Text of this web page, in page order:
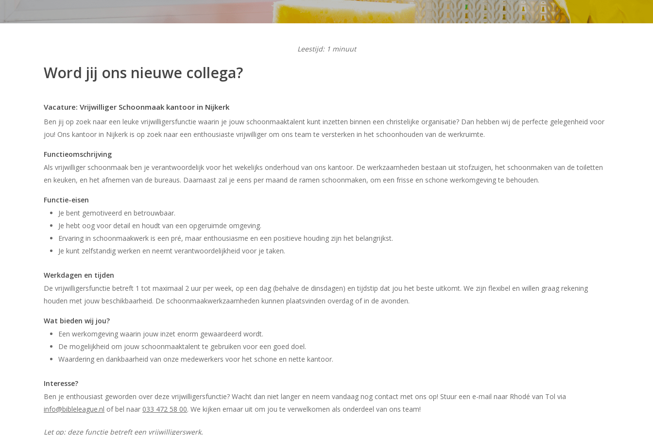
Leestijd: 1 minuut
Word jij ons nieuwe collega?
Vacature: Vrijwilliger Schoonmaak kantoor in Nijkerk
Ben jij op zoek naar een leuke vrijwilligersfunctie waarin je jouw schoonmaaktalent kunt inzetten binnen een christelijke organisatie? Dan hebben wij de perfecte gelegenheid voor
jou! Ons kantoor in Nijkerk is op zoek naar een enthousiaste vrijwilliger om ons team te versterken in het schoonhouden van de werkruimte.
Functieomschrijving
Als vrijwilliger schoonmaak ben je verantwoordelijk voor het wekelijks onderhoud van ons kantoor. De werkzaamheden bestaan uit stofzuigen, het schoonmaken van de toiletten
en keuken, en het afnemen van de bureaus. Daarnaast zal je eens per maand de ramen schoonmaken, om een frisse en schone werkomgeving te behouden.
Functie-eisen
Je bent gemotiveerd en betrouwbaar.
Je hebt oog voor detail en houdt van een opgeruimde omgeving.
Ervaring in schoonmaakwerk is een pré, maar enthousiasme en een positieve houding zijn het belangrijkst.
Je kunt zelfstandig werken en neemt verantwoordelijkheid voor je taken.
Werkdagen en tijden
De vrijwilligersfunctie betreft 1 tot maximaal 2 uur per week, op een dag (behalve de dinsdagen) en tijdstip dat jou het beste uitkomt. We zijn flexibel en willen graag rekening
houden met jouw beschikbaarheid. De schoonmaakwerkzaamheden kunnen plaatsvinden overdag of in de avonden.
Wat bieden wij jou?
Een werkomgeving waarin jouw inzet enorm gewaardeerd wordt.
De mogelijkheid om jouw schoonmaaktalent te gebruiken voor een goed doel.
Waardering en dankbaarheid van onze medewerkers voor het schone en nette kantoor.
Interesse?
Ben je enthousiast geworden over deze vrijwilligersfunctie? Wacht dan niet langer en neem vandaag nog contact met ons op! Stuur een e-mail naar Rhodé van Tol via
info@bibleleague.nl of bel naar 033 472 58 00. We kijken ernaar uit om jou te verwelkomen als onderdeel van ons team!
Let op: deze functie betreft een vrijwilligerswerk.